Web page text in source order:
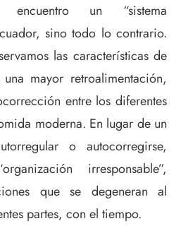
un “sistema
sino todo lo contrario.
las características de
mayor retroalimentación,
entre los diferentes
moderna. En lugar de un
o autocorregirse,
irresponsable”,
que se degeneran al
partes, con el tiempo.